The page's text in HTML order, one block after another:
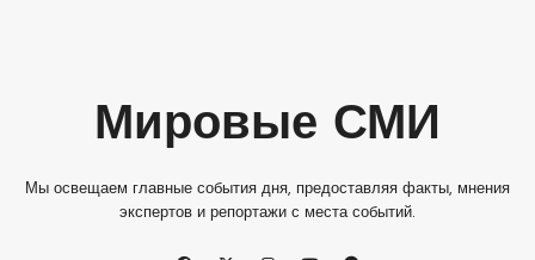
Мировые СМИ
Мы освещаем главные события дня, предоставляя факты, мнения
экспертов и репортажи с места событий.